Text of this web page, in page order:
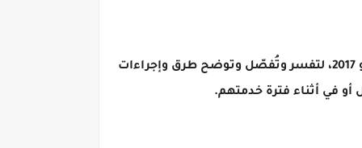
وجاءت المادة 189، من قانون 81 لسنة 2016 المعروف بقانون الخدمة المدنية، ولائحته التنفيذية الصادرة في مايو 2017، لتفسر وتُفصّل وتوضح طرق وإجراءات
في أثناء فترة خدمتهم.